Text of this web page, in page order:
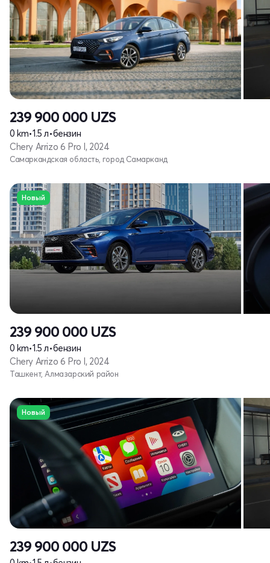
239 900 000 UZS
0 km•1.5 л•бензин
Chery Arrizo 6 Pro I, 2024
Самаркандская область, город Самарканд
Новый
239 900 000 UZS
0 km•1.5 л•бензин
Chery Arrizo 6 Pro I, 2024
Ташкент, Алмазарский район
Новый
239 900 000 UZS